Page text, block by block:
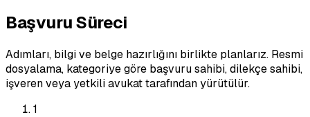
Başvuru Süreci
Adımları, bilgi ve belge hazırlığını birlikte planlarız. Resmi
dosyalama, kategoriye göre başvuru sahibi, dilekçe sahibi,
işveren veya yetkili avukat tarafından yürütülür.
1